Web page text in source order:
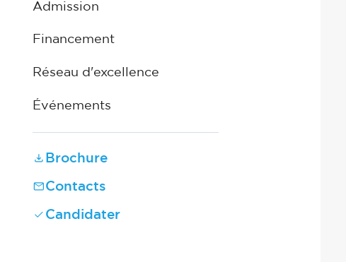
Admission
Financement
Réseau d'excellence
Événements
Brochure
Contacts
Candidater